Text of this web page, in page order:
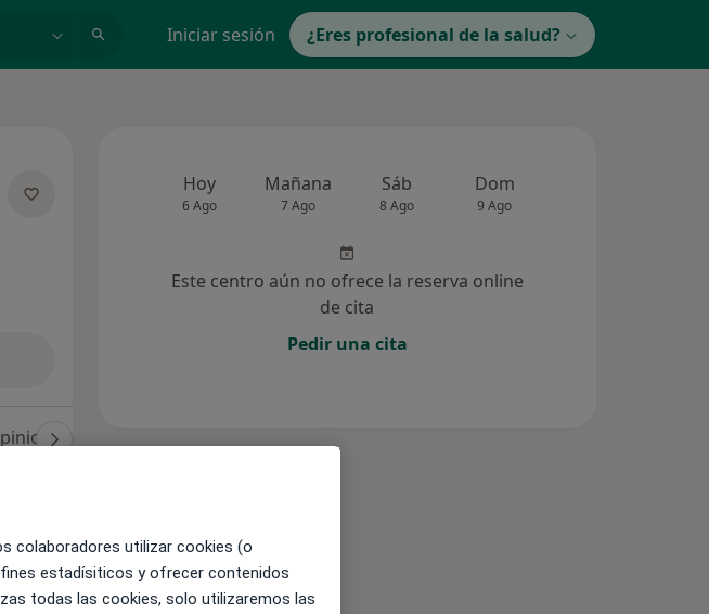
Iniciar sesión ¿Eres profesional de la salud?
Hoy
6 Ago
Mañana
7 Ago
Sáb
8 Ago
Dom
9 Ago
Este centro aún no ofrece la reserva online
de cita
Pedir una cita
colaboradores utilizar cookies (o
estadísiticos y ofrecer contenidos
todas las cookies, solo utilizaremos las